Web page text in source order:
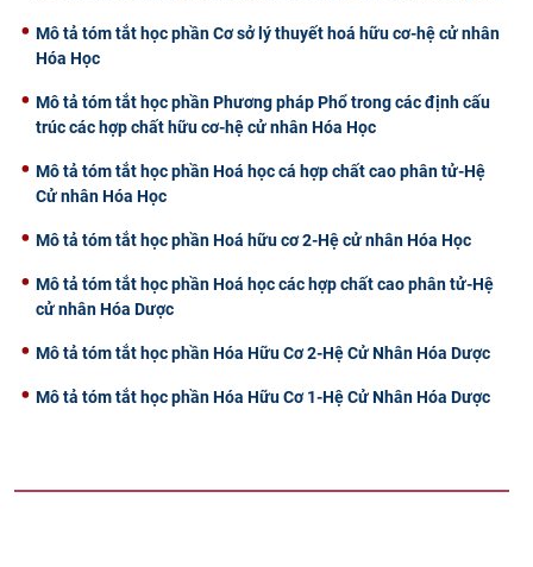
Mô tả tóm tắt học phần Cơ sở lý thuyết hoá hữu cơ-hệ cử nhân
Hóa Học
Mô tả tóm tắt học phần Phương pháp Phổ trong các định cấu
trúc các hợp chất hữu cơ-hệ cử nhân Hóa Học
Mô tả tóm tắt học phần Hoá học cá hợp chất cao phân tử-Hệ
Cử nhân Hóa Học
Mô tả tóm tắt học phần Hoá hữu cơ 2-Hệ cử nhân Hóa Học
Mô tả tóm tắt học phần Hoá học các hợp chất cao phân tử-Hệ
cử nhân Hóa Dược
Mô tả tóm tắt học phần Hóa Hữu Cơ 2-Hệ Cử Nhân Hóa Dược
Mô tả tóm tắt học phần Hóa Hữu Cơ 1-Hệ Cử Nhân Hóa Dược